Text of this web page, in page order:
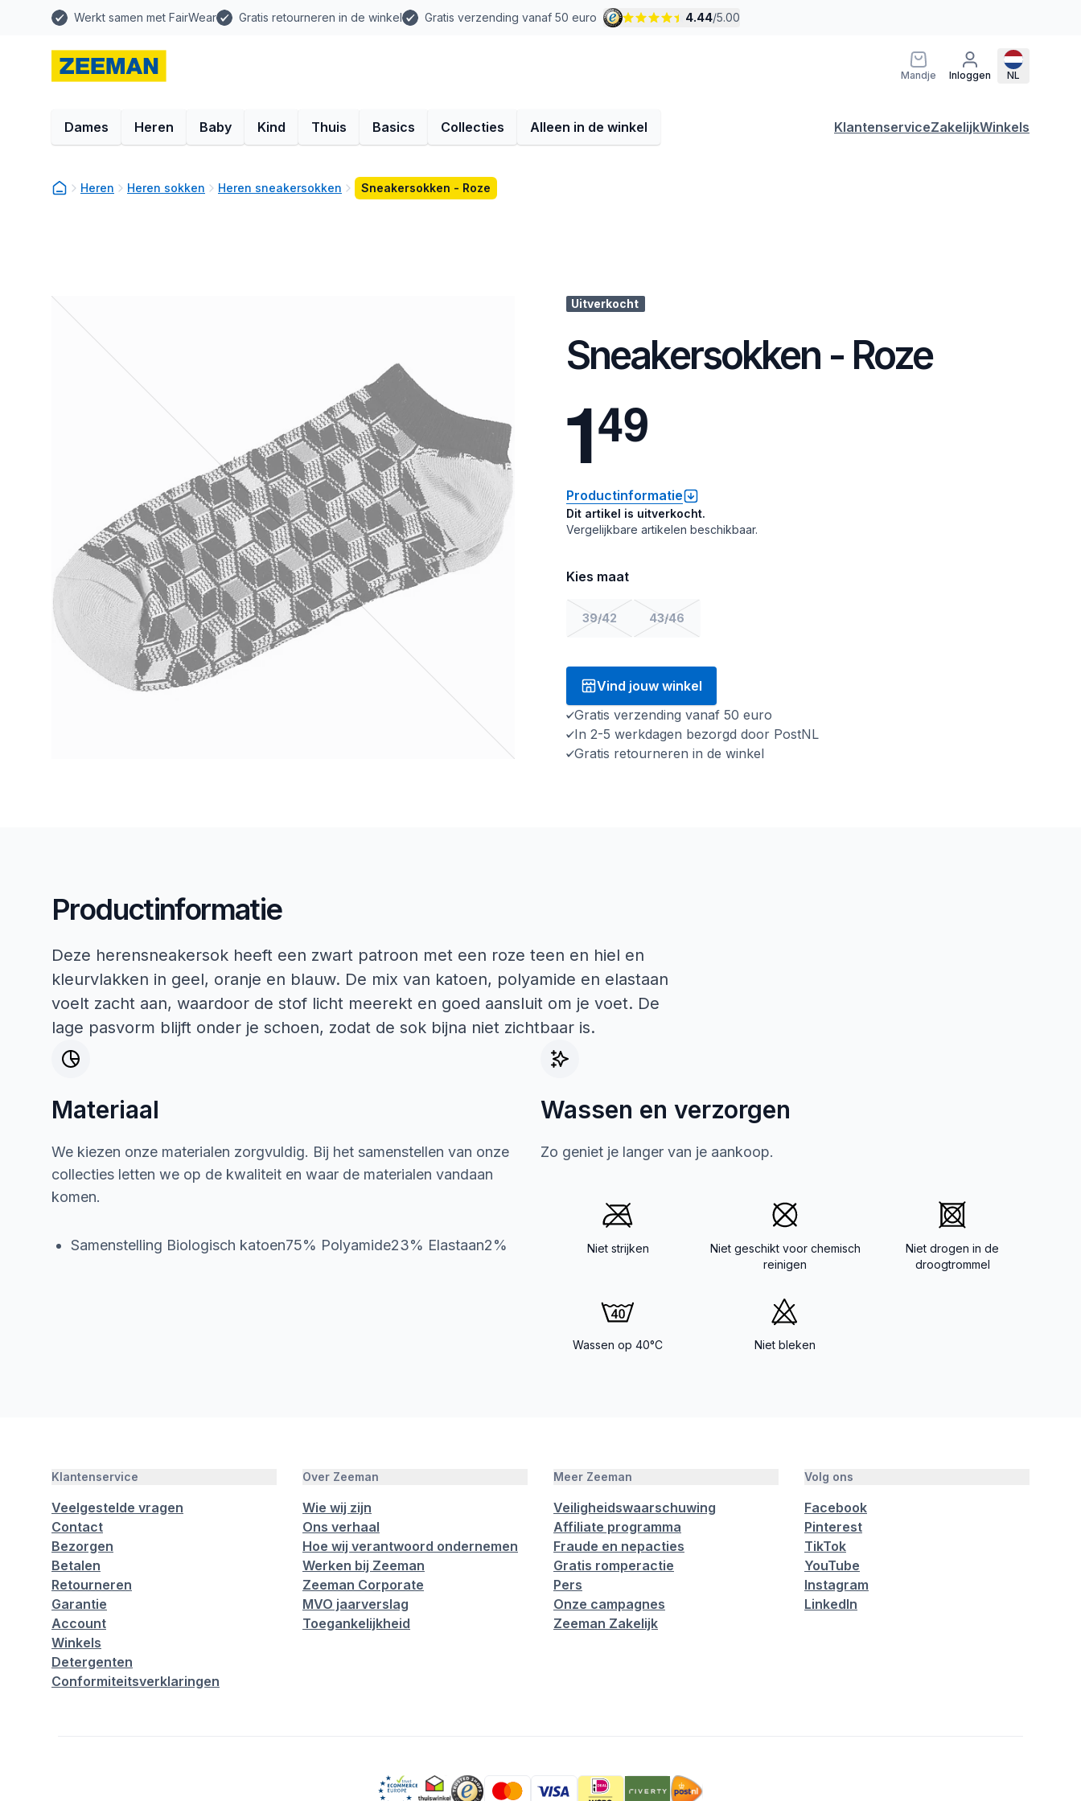
Werkt samen met FairWear Gratis retourneren in de winkel Gratis verzending vanaf 50 euro 4.44/5.00
Mandje Inloggen NL
Dames Heren Baby Kind Thuis Basics Collecties Alleen in de winkel KlantenserviceZakelijkWinkels
Heren Heren sokken Heren sneakersokken Sneakersokken - Roze
Uitverkocht
Sneakersokken - Roze
149
Productinformatie
Dit artikel is uitverkocht.
Vergelijkbare artikelen beschikbaar.
Kies maat
39/42 43/46
Vind jouw winkel
Gratis verzending vanaf 50 euro
In 2-5 werkdagen bezorgd door PostNL
Gratis retourneren in de winkel
Productinformatie
Deze herensneakersok heeft een zwart patroon met een roze teen en hiel en
kleurvlakken in geel, oranje en blauw. De mix van katoen, polyamide en elastaan
voelt zacht aan, waardoor de stof licht meerekt en goed aansluit om je voet. De
lage pasvorm blijft onder je schoen, zodat de sok bijna niet zichtbaar is.
Materiaal
We kiezen onze materialen zorgvuldig. Bij het samenstellen van onze
collecties letten we op de kwaliteit en waar de materialen vandaan
komen.
Samenstelling Biologisch katoen75% Polyamide23% Elastaan2%
Wassen en verzorgen
Zo geniet je langer van je aankoop.
Niet strijken
Niet geschikt voor chemisch
reinigen
Niet drogen in de
droogtrommel
Wassen op 40°C Niet bleken
Klantenservice
Veelgestelde vragen
Contact
Bezorgen
Betalen
Retourneren
Garantie
Account
Winkels
Detergenten
Conformiteitsverklaringen
Over Zeeman
Wie wij zijn
Ons verhaal
Hoe wij verantwoord ondernemen
Werken bij Zeeman
Zeeman Corporate
MVO jaarverslag
Toegankelijkheid
Meer Zeeman
Veiligheidswaarschuwing
Affiliate programma
Fraude en nepacties
Gratis romperactie
Pers
Onze campagnes
Zeeman Zakelijk
Volg ons
Facebook
Pinterest
TikTok
YouTube
Instagram
LinkedIn